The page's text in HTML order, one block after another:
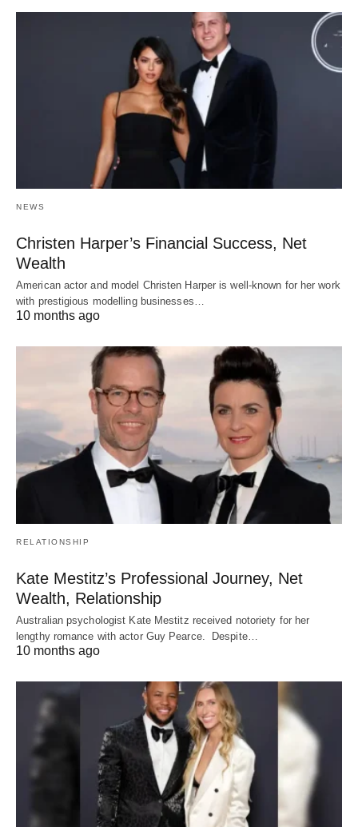
NEWS
Christen Harper’s Financial Success, Net
Wealth
American actor and model Christen Harper is well-known for her work
with prestigious modelling businesses…
10 months ago
RELATIONSHIP
Kate Mestitz’s Professional Journey, Net
Wealth, Relationship
Australian psychologist Kate Mestitz received notoriety for her
lengthy romance with actor Guy Pearce. Despite…
10 months ago